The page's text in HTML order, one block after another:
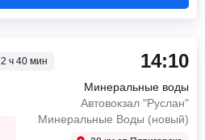
2 ч 40 мин 14:10
Минеральные воды
Автовокзал "Руслан"
Минеральные Воды (новый)